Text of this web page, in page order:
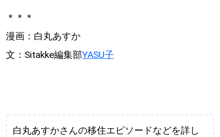
＊＊＊
漫画：白丸あすか
文：Sitakke編集部YASU子
白丸あすかさんの移住エピソードなどを詳し